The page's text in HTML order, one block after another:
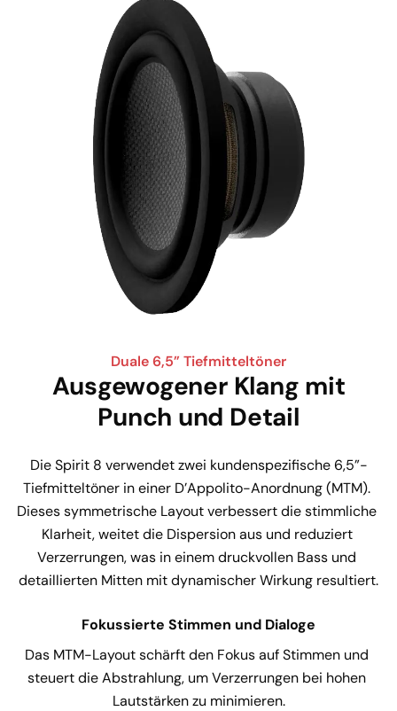
Duale 6,5” Tiefmitteltöner
Ausgewogener Klang mit
Punch und Detail
Die Spirit 8 verwendet zwei kundenspezifische 6,5”-
Tiefmitteltöner in einer D’Appolito-Anordnung (MTM).
Dieses symmetrische Layout verbessert die stimmliche
Klarheit, weitet die Dispersion aus und reduziert
Verzerrungen, was in einem druckvollen Bass und
detaillierten Mitten mit dynamischer Wirkung resultiert.
Fokussierte Stimmen und Dialoge
Das MTM-Layout schärft den Fokus auf Stimmen und
steuert die Abstrahlung, um Verzerrungen bei hohen
Lautstärken zu minimieren.